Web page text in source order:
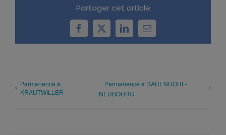
Partager cet article
Facebook
X LinkedInEmail
Permanence à
KRAUTWILLER
Permanence à DAUENDORF-
NEUBOURG